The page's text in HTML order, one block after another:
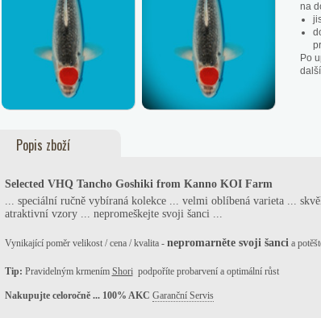
na
Po
Popis zboží
Selected VHQ Tancho Goshikifrom Kanno KOI Farm
... speciální ručně vybíraná kolekce ... velmi oblíbená varieta ...
atraktivní vzory ... nepromeškejte svoji šanci ...
Vynikající poměr velikost / cena / kvalita - nepromarněte svoji šancia
Tip: Pravidelným krmením Shoripodpoříte probarvení a optimální růst
Nakupujte celoročně ... 100% AKC Garanční Servis